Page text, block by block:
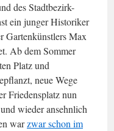
des Stadtbezirk-
ein junger Historiker
Gartenkünstlers Max
Ab dem Sommer
Platz und
neue Wege
Friedensplatz nun
wieder ansehnlich
warzwar schon im